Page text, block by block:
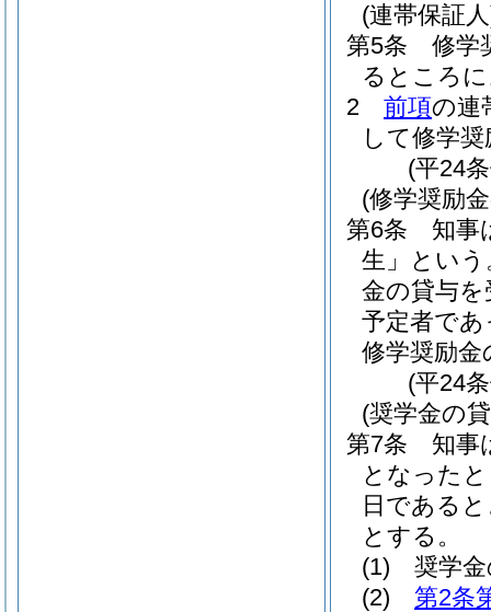
(連帯保証
第5条
修学
るところ
2
前項の連
して修学
(平24
(修学奨励
第6条
知事
生」という
金の貸与
予定者で
修学奨励
(平24
(奨学金の
第7条
知事
となった
日である
とする。
(1)
奨学
(2)
第2条